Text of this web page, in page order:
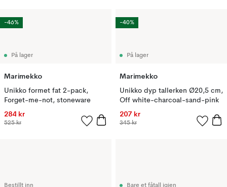
På lager
Marimekko
Unikko formet fat 2-pack,
Forget-me-not, stoneware
284 kr
525 kr
-46%
På lager
Marimekko
Unikko dyp tallerken Ø20,5 cm,
Off white-charcoal-sand-pink
207 kr
345 kr
-40%
Bestillt inn Bare et fåtall igjen